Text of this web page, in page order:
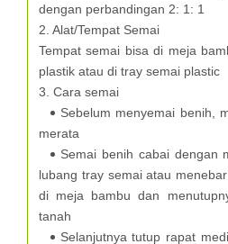
dengan perbandingan 2: 1: 1
2. Alat/Tempat Semai
Tempat semai bisa di meja
plastik atau di tray semai plastic
3. Cara semai
Sebelum menyemai benih,
merata
Semai benih cabai dengan
lubang tray semai atau
di meja bambu dan
tanah
Selanjutnya tutup rapat